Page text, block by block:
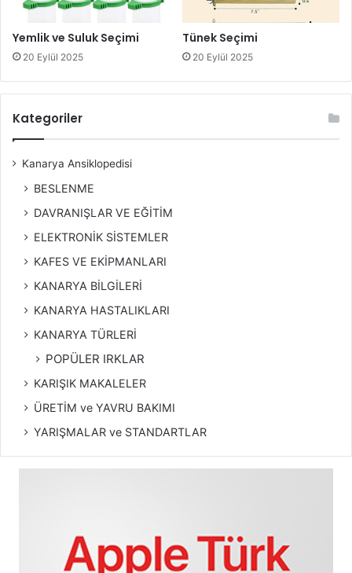
Yemlik ve Suluk Seçimi
20 Eylül 2025
Tünek Seçimi
20 Eylül 2025
Kategoriler
Kanarya Ansiklopedisi
BESLENME
DAVRANIŞLAR VE EĞİTİM
ELEKTRONİK SİSTEMLER
KAFES VE EKİPMANLARI
KANARYA BİLGİLERİ
KANARYA HASTALIKLARI
KANARYA TÜRLERİ
POPÜLER IRKLAR
KARIŞIK MAKALELER
ÜRETİM ve YAVRU BAKIMI
YARIŞMALAR ve STANDARTLAR